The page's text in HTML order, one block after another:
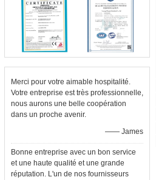
Merci pour votre aimable hospitalité.
Votre entreprise est très professionnelle,
nous aurons une belle coopération
dans un proche avenir.
—— James
Bonne entreprise avec un bon service
et une haute qualité et une grande
réputation. L'un de nos fournisseurs